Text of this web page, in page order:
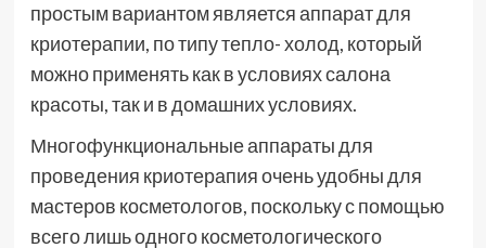
простым вариантом является аппарат для
криотерапии, по типу тепло- холод, который
можно применять как в условиях салона
красоты, так и в домашних условиях.
Многофункциональные аппараты для
проведения криотерапия очень удобны для
мастеров косметологов, поскольку с помощью
всего лишь одного косметологического